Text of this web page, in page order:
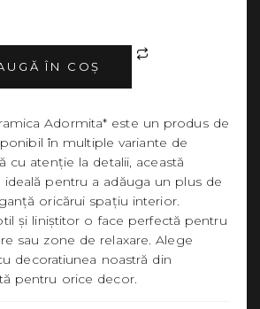
ÎN COȘ
Adormita* este un produs de
în multiple variante de
cu atenție la detalii, această
ideală pentru a adăuga un plus de
oricărui spațiu interior.
și liniștitor o face perfectă pentru
sau zone de relaxare. Alege
decoratiunea noastră din
pentru orice decor.